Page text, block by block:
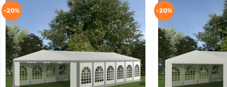
-20% -20%